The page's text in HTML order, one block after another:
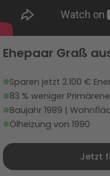
Ehepaar Graß
Sparen jetzt 2.100 €
83 % weniger
Baujahr 1989 |
Ölheizung von 1990
Jetzt